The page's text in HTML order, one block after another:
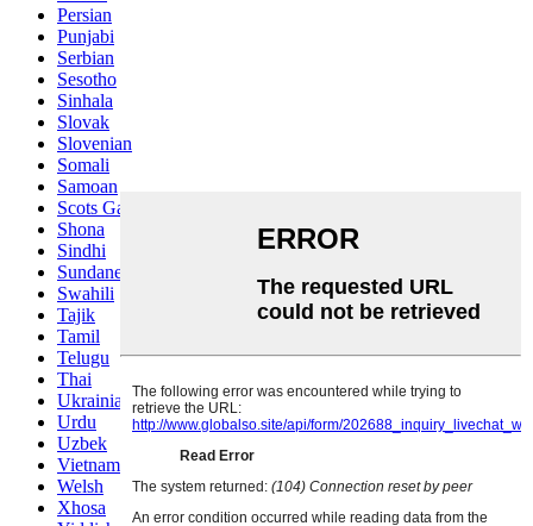
Persian
Punjabi
Serbian
Sesotho
Sinhala
Slovak
Slovenian
Somali
Samoan
Scots Gaelic
Shona
Sindhi
Sundanese
Swahili
Tajik
Tamil
Telugu
Thai
Ukrainian
Urdu
Uzbek
Vietnamese
Welsh
Xhosa